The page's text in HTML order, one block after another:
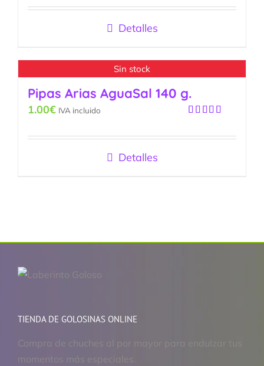
Detalles
Sin stock
Pipas Arias AguaSal 140 g.
5
1.00€ IVA incluido
Detalles
TIENDA DE GOLOSINAS ONLINE
Compra de chuches al por mayor para endulzar tus
momentos más especiales.